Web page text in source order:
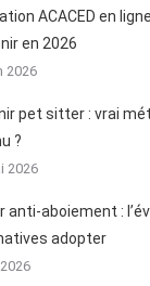
ACACED en
en 2026
2026
pet sitter : vrai
?
2026
anti-aboiement :
adopter